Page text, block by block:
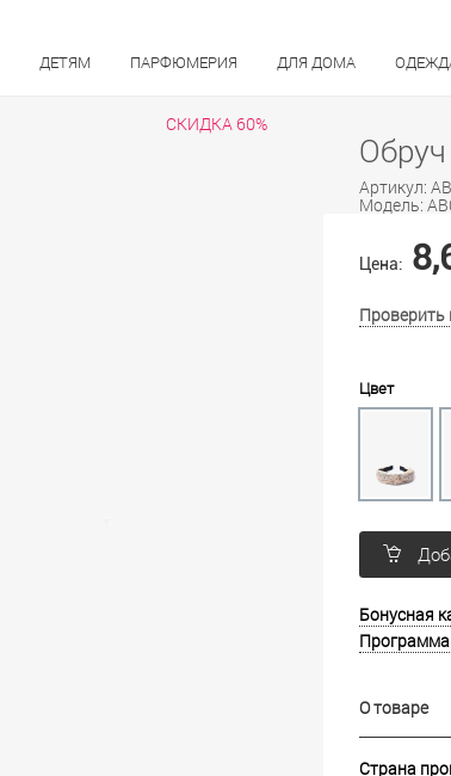
ДЕТЯМ ПАРФЮМЕРИЯ ДЛЯ ДОМА
СКИДКА 60%
Артикул:
Модель:
Цена:
Проверить
Цвет
Бонусная
Программа
О товаре
Страна